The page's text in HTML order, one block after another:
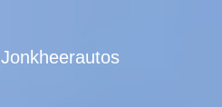
Jonkheerautos